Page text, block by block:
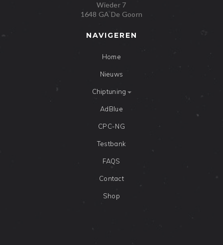
Wieder 7
1648 GA De Goorn
NAVIGEREN
Home
Nieuws
Chiptuning
AdBlue
CPC-NG
Testbank
FAQS
Contact
Shop